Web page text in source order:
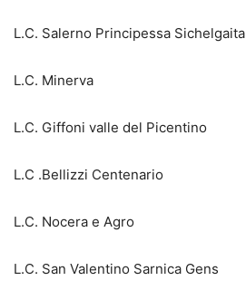
L.C. Salerno Principessa Sichelgaita
L.C. Minerva
L.C. Giffoni valle del Picentino
L.C .Bellizzi Centenario
L.C. Nocera e Agro
L.C. San Valentino Sarnica Gens